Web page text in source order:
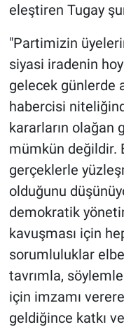
eleştiren Tugay
"Partimizin
siyasi iradenin
gelecek günlerde
habercisi
kararların olağan
mümkün değildir.
gerçeklerle
olduğunu
demokratik
kavuşması için
sorumluluklar
tavrımla,
için imzamı
geldiğince katkı